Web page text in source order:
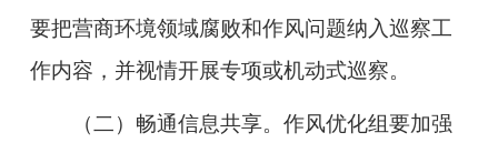
要把营商环境领域腐败和作风问题纳入巡察工
作内容，并视情开展专项或机动式巡察。
（二）畅通信息共享。作风优化组要加强